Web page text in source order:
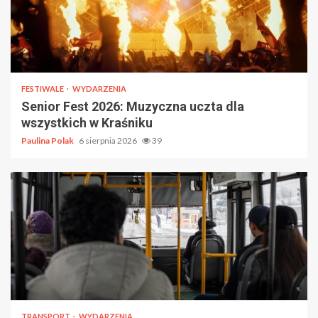
FESTIWALE WYDARZENIA
Senior Fest 2026: Muzyczna uczta dla
wszystkich w Kraśniku
Paulina Polak 6 sierpnia 2026 39
TRANSPORT WYDARZENIA